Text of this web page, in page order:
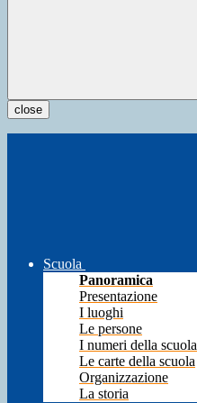
close
Scuola
Panoramica
Presentazione
I luoghi
Le persone
I numeri della scuola
Le carte della scuola
Organizzazione
La storia